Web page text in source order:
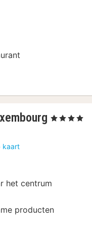
1
, 4 Sterren
kaart
het centrum
producten